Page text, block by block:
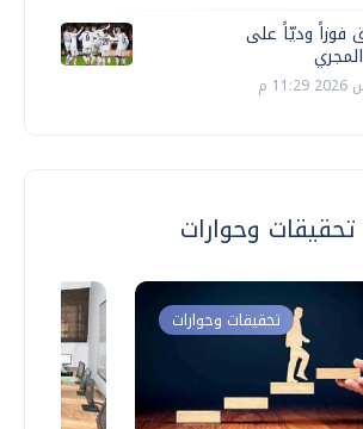
فوزاً وديّاً على
تحقيقات وحوارات
تحقيقات وحوارات